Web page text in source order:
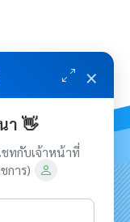
×
า 👋
ทกับเจ้าหน้าที่
การ)